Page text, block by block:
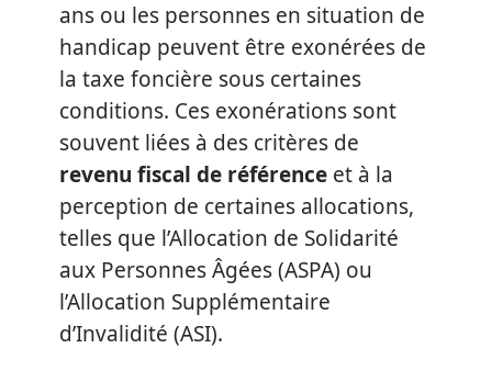
ans ou les personnes en situation de
handicap peuvent être exonérées de
la taxe foncière sous certaines
conditions. Ces exonérations sont
souvent liées à des critères de
revenu fiscal de référence et à la
perception de certaines allocations,
telles que l’Allocation de Solidarité
aux Personnes Âgées (ASPA) ou
l’Allocation Supplémentaire
d’Invalidité (ASI).